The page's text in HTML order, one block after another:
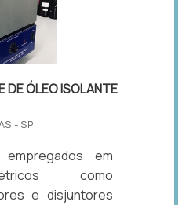
DE ÓLEO ISOLANTE
- SP
em
como
e disjuntores